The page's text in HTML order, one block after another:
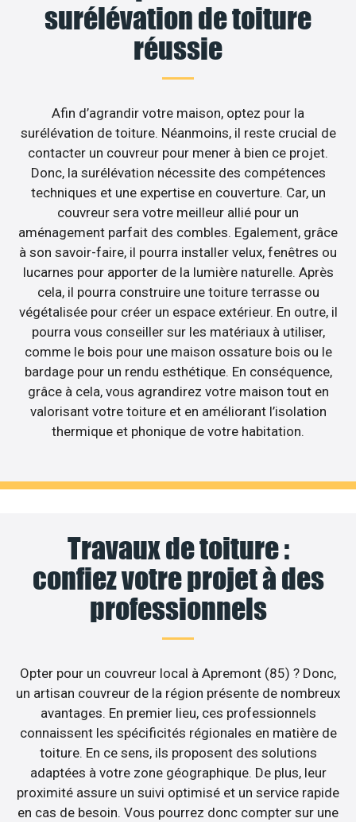
surélévation de toiture
réussie
Afin d’agrandir votre maison, optez pour la
surélévation de toiture. Néanmoins, il reste crucial de
contacter un couvreur pour mener à bien ce projet.
Donc, la surélévation nécessite des compétences
techniques et une expertise en couverture. Car, un
couvreur sera votre meilleur allié pour un
aménagement parfait des combles. Egalement, grâce
à son savoir-faire, il pourra installer velux, fenêtres ou
lucarnes pour apporter de la lumière naturelle. Après
cela, il pourra construire une toiture terrasse ou
végétalisée pour créer un espace extérieur. En outre, il
pourra vous conseiller sur les matériaux à utiliser,
comme le bois pour une maison ossature bois ou le
bardage pour un rendu esthétique. En conséquence,
grâce à cela, vous agrandirez votre maison tout en
valorisant votre toiture et en améliorant l’isolation
thermique et phonique de votre habitation.
Travaux de toiture :
confiez votre projet à des
professionnels
Opter pour un couvreur local à Apremont (85) ? Donc,
un artisan couvreur de la région présente de nombreux
avantages. En premier lieu, ces professionnels
connaissent les spécificités régionales en matière de
toiture. En ce sens, ils proposent des solutions
adaptées à votre zone géographique. De plus, leur
proximité assure un suivi optimisé et un service rapide
en cas de besoin. Vous pourrez donc compter sur une